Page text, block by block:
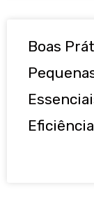
Boas